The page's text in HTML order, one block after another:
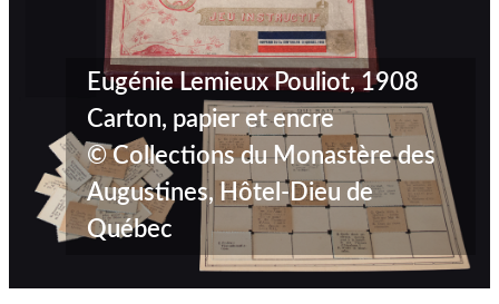
Eugénie Lemieux Pouliot, 1908
Carton, papier et encre
© Collections du Monastère des
Augustines, Hôtel-Dieu de
Québec